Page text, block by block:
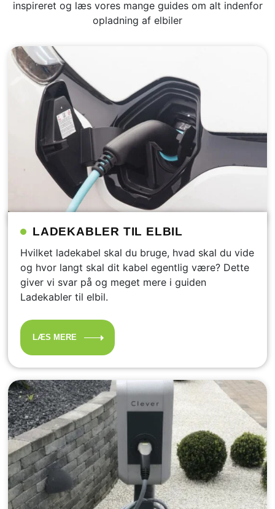
inspireret og læs vores mange guides om alt indenfor
opladning af elbiler
LADEKABLER TIL ELBIL
Hvilket ladekabel skal du bruge, hvad skal du vide
og hvor langt skal dit kabel egentlig være? Dette
giver vi svar på og meget mere i guiden
Ladekabler til elbil.
LÆS MERE